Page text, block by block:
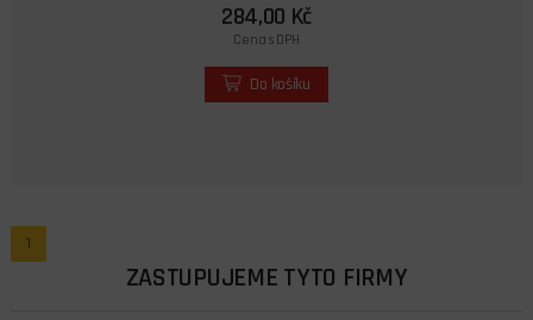
284,00 Kč
Cena s DPH
Do košíku
1
ZASTUPUJEME TYTO FIRMY